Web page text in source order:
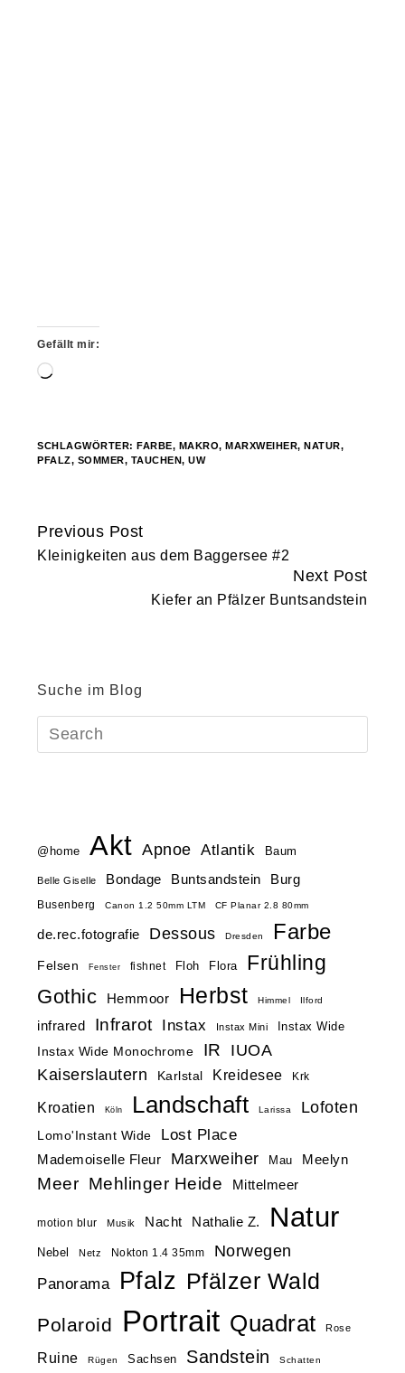
Gefällt mir:
Wird
SCHLAGWÖRTER:FARBE, MAKRO,MARXWEIHER,NATUR,
PFALZ, SOMMER, TAUCHEN,UW
Continue
Reading
Previous Post
Kleinigkeiten aus dem Baggersee #2
Next Post
Kiefer an Pfälzer Buntsandstein
Suche im Blog
@home Akt Apnoe Atlantik Baum
Belle Giselle Bondage Buntsandstein Burg
Busenberg Canon 1.2 50mm LTM CF Planar 2.8 80mm
de.rec.fotografie Dessous Dresden Farbe
Felsen Fenster fishnet Floh Flora Frühling
Gothic Hemmoor Herbst Himmel Ilford
infrared Infrarot Instax Instax Mini
Instax Wide
Instax Wide Monochrome
IR
IUOA
Kaiserslautern
Karlstal Kreidesee Krk
Kroatien Köln Landschaft Larissa Lofoten
Lomo'Instant Wide Lost Place
Mademoiselle Fleur Marxweiher Mau Meelyn
Meer Mehlinger Heide Mittelmeer
motion blur Musik Nacht Nathalie Z. Natur
Nebel Netz Nokton 1.4 35mm Norwegen
Panorama Pfalz Pfälzer Wald
Polaroid Portrait Quadrat Rose
Ruine Rügen Sachsen Sandstein Schatten